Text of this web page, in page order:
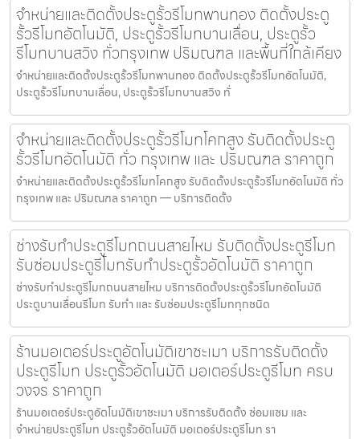
จำหน่ายและติดตั้งประตูรั้วรีโมทพานทอง ติดตั้งประตู
รั้วรีโมทอัตโนมัติ, ประตูรั้วรีโมทบานเลื่อน, ประตูรั้ว
รีโมทบานสวิง ทั่วกรุงเทพ ปริมณฑล และพื้นที่ใกล้เคียง
จำหน่ายและติดตั้งประตูรั้วรีโมทพานทอง ติดตั้งประตูรั้วรีโมทอัตโนมัติ,
ประตูรั้วรีโมทบานเลื่อน, ประตูรั้วรีโมทบานสวิง ทั่
จำหน่ายและติดตั้งประตูรั้วรีโมทโคกสูง รับติดตั้งประตู
รั้วรีโมทอัตโนมัติ ทั่ว กรุงเทพ และ ปริมณฑล ราคาถูก
จำหน่ายและติดตั้งประตูรั้วรีโมทโคกสูง รับติดตั้งประตูรั้วรีโมทอัตโนมัติ ทั่ว
กรุงเทพ และ ปริมณฑล ราคาถูก — บริการติดตั้ง
ช่างรับทำประตูรีโมทถนนสายไหม รับติดตั้งประตูรีโมท
รับซ่อมประตูรีโมทรับทำประตูรั้วอัตโนมัติ ราคาถูก
ช่างรับทำประตูรีโมทถนนสายไหม บริการติดตั้งประตูรั้วรีโมทอัตโนมัติ
ประตูบานเลื่อนรีโมท รับทำ และ รับซ่อมประตูรีโมททุกชนิด
ร้านมอเตอร์ประตูอัตโนมัติเขาชะเมา บริการรับติดตั้ง
ประตูรีโมท ประตูรั้วอัตโนมัติ มอเตอร์ประตูรีโมท ครบ
วงจร ราคาถูก
ร้านมอเตอร์ประตูอัตโนมัติเขาชะเมา บริการรับติดตั้ง ซ่อมแซม และ
จำหน่ายประตูรีโมท ประตูรั้วอัตโนมัติ มอเตอร์ประตูรีโมท รา